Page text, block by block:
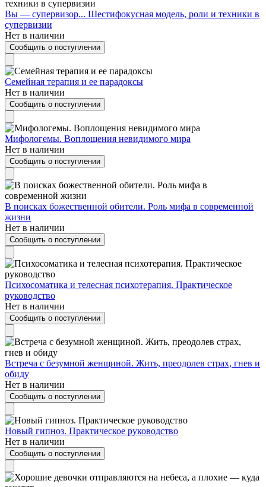
Вы — супервизор... Шестифокусная модель, роли и техники в
супервизии
Нет в наличии
Сообщить о поступлении
Семейная терапия и ее парадоксы
Нет в наличии
Сообщить о поступлении
Мифологемы. Воплощения невидимого мира
Нет в наличии
Сообщить о поступлении
В поисках божественной обители. Роль мифа в современной
жизни
Нет в наличии
Сообщить о поступлении
Психосоматика и телесная психотерапия. Практическое
руководство
Нет в наличии
Сообщить о поступлении
Встреча с безумной женщиной. Жить, преодолев страх, гнев и
обиду
Нет в наличии
Сообщить о поступлении
Новый гипноз. Практическое руководство
Нет в наличии
Сообщить о поступлении